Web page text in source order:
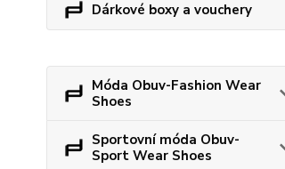
Dárkové boxy a vouchery
Móda Obuv-Fashion Wear
Shoes
Sportovní móda Obuv-
Sport Wear Shoes